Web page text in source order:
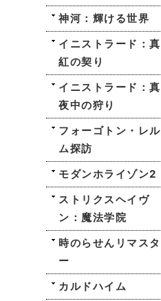
神河：輝ける世界
イニストラード：真
紅の契り
イニストラード：真
夜中の狩り
フォーゴトン・レル
ム探訪
モダンホライゾン2
ストリクスヘイヴ
ン：魔法学院
時のらせんリマスタ
ー
カルドハイム